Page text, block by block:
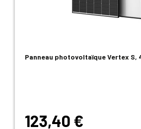
Panneau photovoltaïque Vertex S,
123,40 €